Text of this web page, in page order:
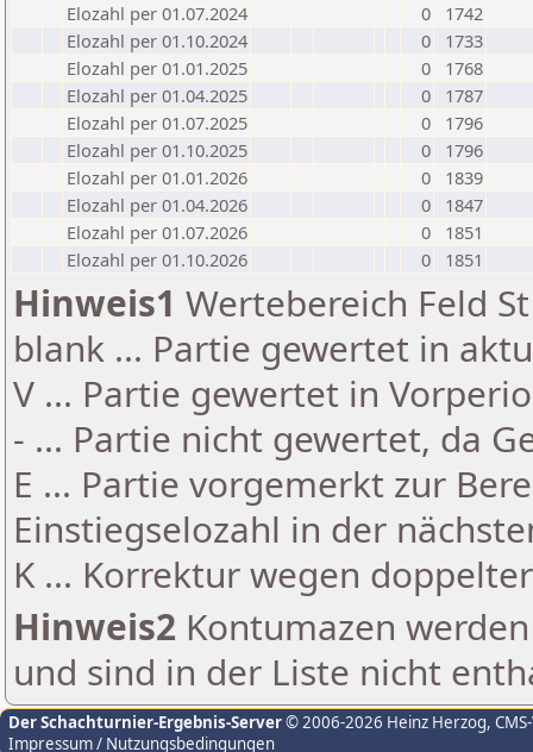
Elozahl per 01.07.2024
0
1742
Elozahl per 01.10.2024
0
1733
Elozahl per 01.01.2025
0
1768
Elozahl per 01.04.2025
0
1787
Elozahl per 01.07.2025
0
1796
Elozahl per 01.10.2025
0
1796
Elozahl per 01.01.2026
0
1839
Elozahl per 01.04.2026
0
1847
Elozahl per 01.07.2026
0
1851
Elozahl per 01.10.2026
0 1851
Hinweis1 Wertebereich Feld
blank ... Partie gewertet in
V ... Partie gewertet in
- ... Partie nicht gewertet, da
E ... Partie vorgemerkt zur
Einstiegselozahl in der
K ... Korrektur wegen
Hinweis2 Kontumazen
und sind in der Liste nicht
Der Schachturnier-Ergebnis-Server© 2006-2026 Heinz Herzog,
Impressum / Nutzungsbedingungen